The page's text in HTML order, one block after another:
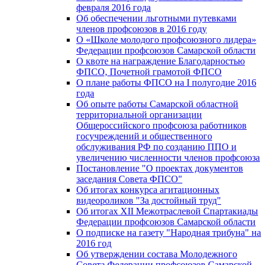
февраля 2016 года
Об обеспечении льготными путевками
членов профсоюзов в 2016 году
О «Школе молодого профсоюзного лидера»
Федерации профсоюзов Самарской области
О квоте на награждение Благодарностью
ФПСО, Почетной грамотой ФПСО
О плане работы ФПСО на I полугодие 2016
года
Об опыте работы Самарской областной
территориальной организации
Общероссийского профсоюза работников
госучреждений и общественного
обслуживания РФ по созданию ППО и
увеличению численности членов профсоюза
Постановление "О проектах документов
заседания Совета ФПСО"
Об итогах конкурса агитационных
видеороликов "За достойный труд"
Об итогах XII Межотраслевой Спартакиады
Федерации профсоюзов Самарской области
О подписке на газету "Народная трибуна" на
2016 год
Об утверждении состава Молодежного